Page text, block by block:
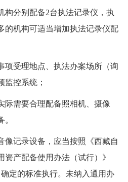
构分别配备2台执法记录仪，执
的机构可适当增加执法记录仪配
项受理地点、执法办案场所（询
监控系统；
际需要合理配备照相机、摄像
像记录设备，应当按照《西藏自
产配备使用办法（试行）》
确定的标准执行。未纳入通用办